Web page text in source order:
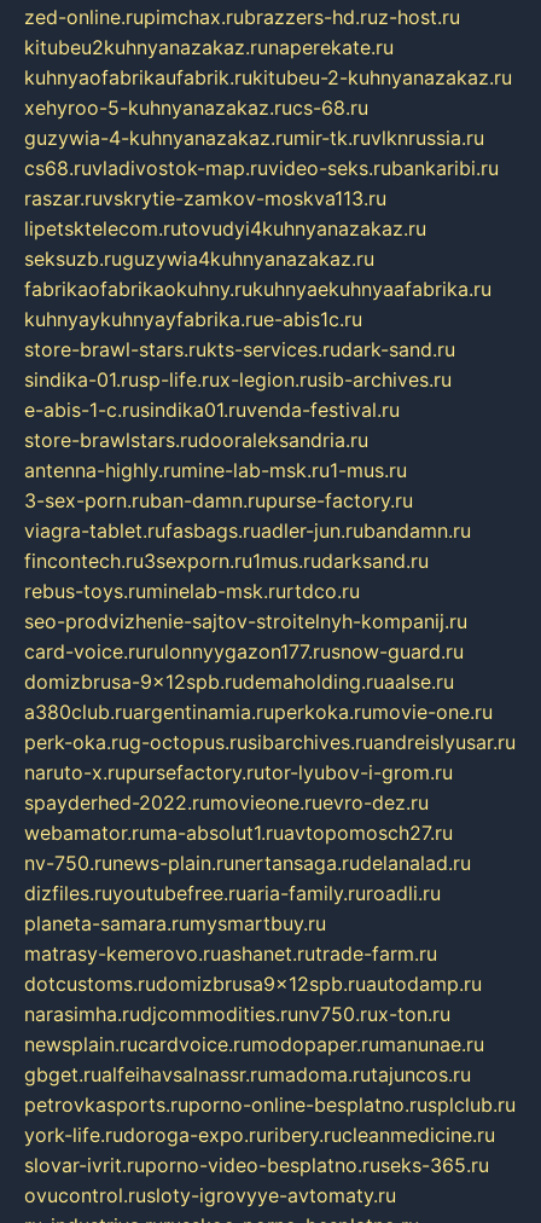
zed-online.rupimchax.rubrazzers-hd.ruz-host.ru
kitubeu2kuhnyanazakaz.runaperekate.ru
kuhnyaofabrikaufabrik.rukitubeu-2-kuhnyanazakaz.ru
xehyroo-5-kuhnyanazakaz.rucs-68.ru
guzywia-4-kuhnyanazakaz.rumir-tk.ruvlknrussia.ru
cs68.ruvladivostok-map.ruvideo-seks.rubankaribi.ru
raszar.ruvskrytie-zamkov-moskva113.ru
lipetsktelecom.rutovudyi4kuhnyanazakaz.ru
seksuzb.ruguzywia4kuhnyanazakaz.ru
fabrikaofabrikaokuhny.rukuhnyaekuhnyaafabrika.ru
kuhnyaykuhnyayfabrika.rue-abis1c.ru
store-brawl-stars.rukts-services.rudark-sand.ru
sindika-01.rusp-life.rux-legion.rusib-archives.ru
e-abis-1-c.rusindika01.ruvenda-festival.ru
store-brawlstars.rudooraleksandria.ru
antenna-highly.rumine-lab-msk.ru1-mus.ru
3-sex-porn.ruban-damn.rupurse-factory.ru
viagra-tablet.rufasbags.ruadler-jun.rubandamn.ru
fincontech.ru3sexporn.ru1mus.rudarksand.ru
rebus-toys.ruminelab-msk.rurtdco.ru
seo-prodvizhenie-sajtov-stroitelnyh-kompanij.ru
card-voice.rurulonnyygazon177.rusnow-guard.ru
domizbrusa-9x12spb.rudemaholding.ruaalse.ru
a380club.ruargentinamia.ruperkoka.rumovie-one.ru
perk-oka.rug-octopus.rusibarchives.ruandreislyusar.ru
naruto-x.rupursefactory.rutor-lyubov-i-grom.ru
spayderhed-2022.rumovieone.ruevro-dez.ru
webamator.ruma-absolut1.ruavtopomosch27.ru
nv-750.runews-plain.runertansaga.rudelanalad.ru
dizfiles.ruyoutubefree.ruaria-family.ruroadli.ru
planeta-samara.rumysmartbuy.ru
matrasy-kemerovo.ruashanet.rutrade-farm.ru
dotcustoms.rudomizbrusa9x12spb.ruautodamp.ru
narasimha.rudjcommodities.runv750.rux-ton.ru
newsplain.rucardvoice.rumodopaper.rumanunae.ru
gbget.rualfeihavsalnassr.rumadoma.rutajuncos.ru
petrovkasports.ruporno-online-besplatno.rusplclub.ru
york-life.rudoroga-expo.ruribery.rucleanmedicine.ru
slovar-ivrit.ruporno-video-besplatno.ruseks-365.ru
ovucontrol.rusloty-igrovyye-avtomaty.ru